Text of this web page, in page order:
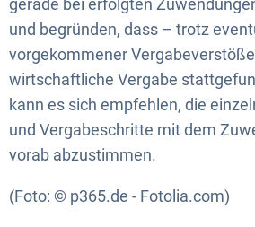
und begründen, dass – trotz
vorgekommener
wirtschaftliche Vergabe
kann es sich empfehlen, die
und Vergabeschritte mit dem
vorab abzustimmen.
(Foto: © p365.de - Fotolia.com)